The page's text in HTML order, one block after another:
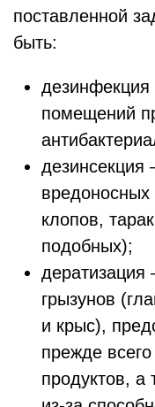
поставленной
быть:
помещений
клопов,
подобных);
грызунов
и крыс),
прежде
продуктов, а